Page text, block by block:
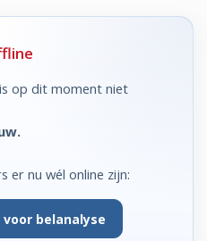
op dit moment niet
er nu wél online zijn:
belanalyse